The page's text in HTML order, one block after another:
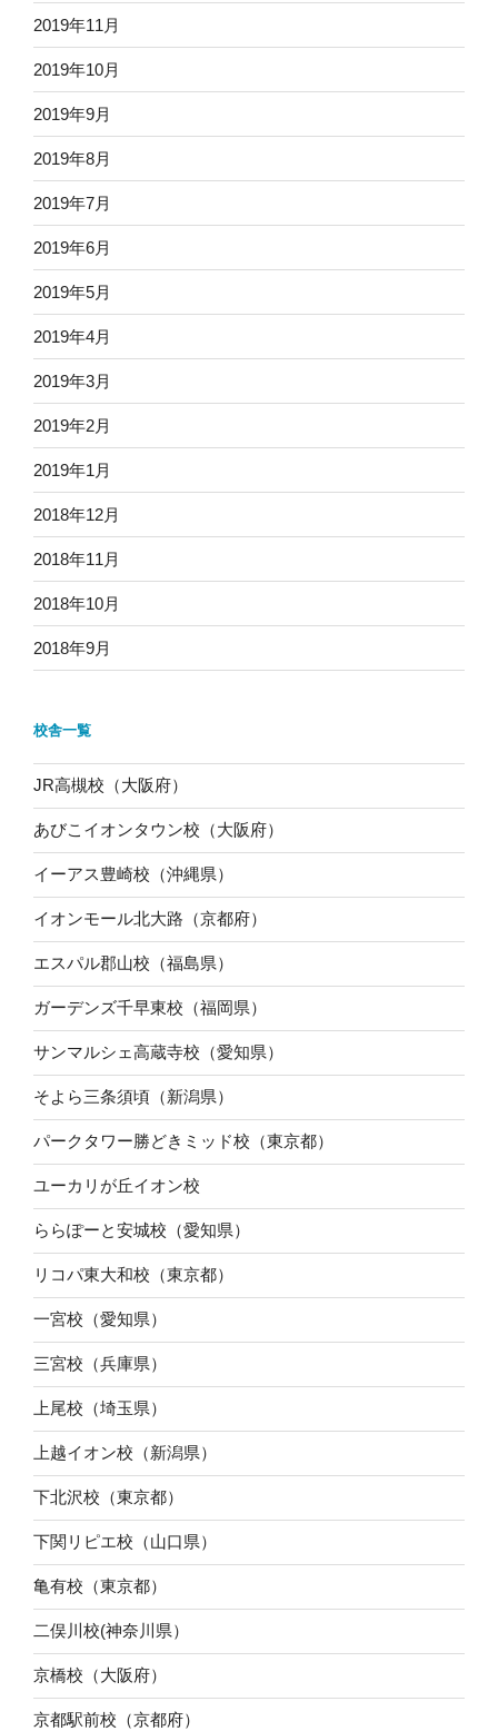
2019年11月
2019年10月
2019年9月
2019年8月
2019年7月
2019年6月
2019年5月
2019年4月
2019年3月
2019年2月
2019年1月
2018年12月
2018年11月
2018年10月
2018年9月
校舎一覧
JR高槻校（大阪府）
あびこイオンタウン校（大阪府）
イーアス豊崎校（沖縄県）
イオンモール北大路（京都府）
エスパル郡山校（福島県）
ガーデンズ千早東校（福岡県）
サンマルシェ高蔵寺校（愛知県）
そよら三条須頃（新潟県）
パークタワー勝どきミッド校（東京都）
ユーカリが丘イオン校
ららぽーと安城校（愛知県）
リコパ東大和校（東京都）
一宮校（愛知県）
三宮校（兵庫県）
上尾校（埼玉県）
上越イオン校（新潟県）
下北沢校（東京都）
下関リピエ校（山口県）
亀有校（東京都）
二俣川校(神奈川県）
京橋校（大阪府）
京都駅前校（京都府）